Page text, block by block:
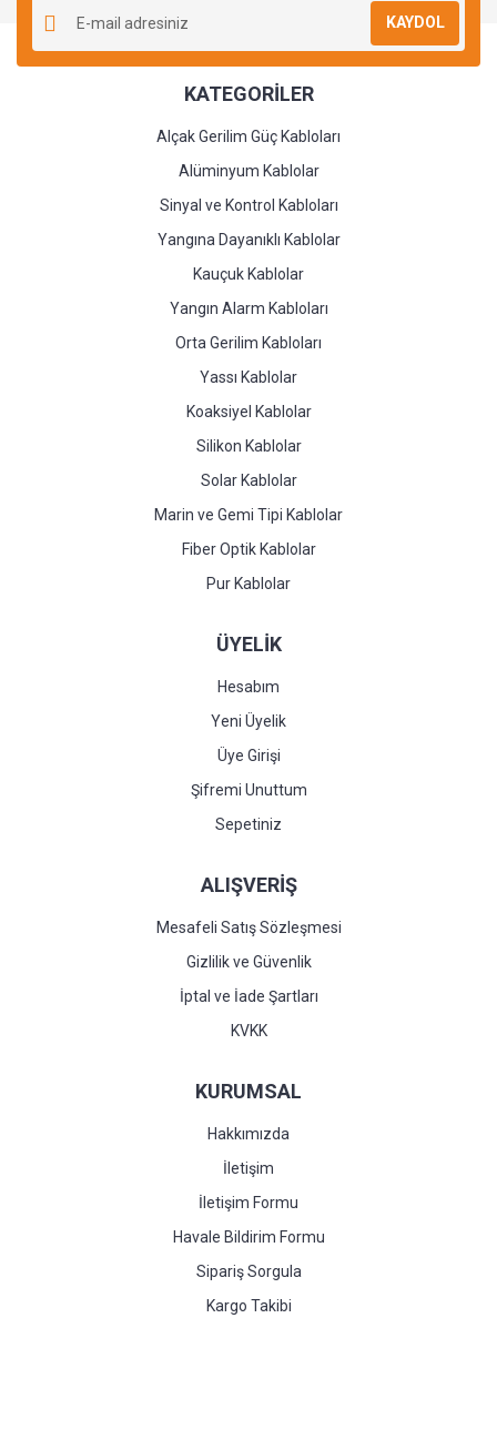
KAYDOL
KATEGORİLER
Alçak Gerilim Güç Kabloları
Alüminyum Kablolar
Sinyal ve Kontrol Kabloları
Yangına Dayanıklı Kablolar
Kauçuk Kablolar
Yangın Alarm Kabloları
Orta Gerilim Kabloları
Yassı Kablolar
Koaksiyel Kablolar
Silikon Kablolar
Solar Kablolar
Marin ve Gemi Tipi Kablolar
Fiber Optik Kablolar
Pur Kablolar
ÜYELİK
Hesabım
Yeni Üyelik
Üye Girişi
Şifremi Unuttum
Sepetiniz
ALIŞVERİŞ
Mesafeli Satış Sözleşmesi
Gizlilik ve Güvenlik
İptal ve İade Şartları
KVKK
KURUMSAL
Hakkımızda
İletişim
İletişim Formu
Havale Bildirim Formu
Sipariş Sorgula
Kargo Takibi